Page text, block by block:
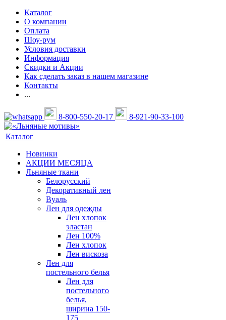
Каталог
О компании
Оплата
Шоу-рум
Условия доставки
Информация
Скидки и Акции
Как сделать заказ в нашем магазине
Контакты
...
8-800-550-20-17 8-921-90-33-100
Каталог
Новинки
АКЦИИ МЕСЯЦА
Льняные ткани
Белорусский
Декоративный лен
Вуаль
Лен для одежды
Лен хлопок
эластан
Лен 100%
Лен хлопок
Лен вискоза
Лен для
постельного белья
Лен для
постельного
белья,
ширина 150-
175